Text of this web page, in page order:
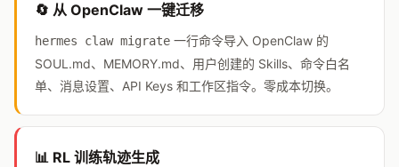
🔄 从 OpenClaw 一键迁移
hermes claw migrate 一行命令导入 OpenClaw 的
SOUL.md、MEMORY.md、用户创建的 Skills、命令白名
单、消息设置、API Keys 和工作区指令。零成本切换。
📊 RL 训练轨迹生成